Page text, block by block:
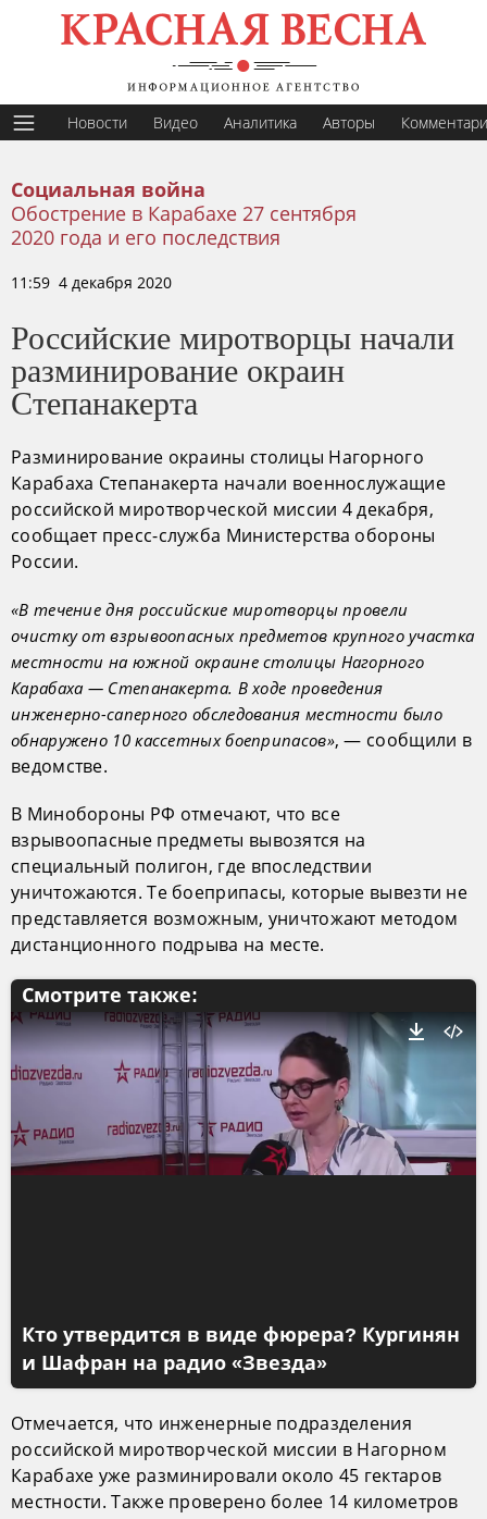
Новости Видео Аналитика Авторы
Социальная война
Обострение в Карабахе 27 сентября
2020 года и его последствия
11:59 4 декабря 2020
Российские миротворцы начали
разминирование окраин
Степанакерта
Разминирование окраины столицы Нагорного
Карабаха Степанакерта начали военнослужащие
российской миротворческой миссии 4 декабря,
сообщает пресс-служба Министерства обороны
России.
«В течение дня российские миротворцы провели
очистку от взрывоопасных предметов крупного участка
местности на южной окраине столицы Нагорного
Карабаха — Степанакерта. В ходе проведения
инженерно-саперного обследования местности было
обнаружено 10 кассетных боеприпасов», — сообщили в
ведомстве.
В Минобороны РФ отмечают, что все
взрывоопасные предметы вывозятся на
специальный полигон, где впоследствии
уничтожаются. Те боеприпасы, которые вывезти не
представляется возможным, уничтожают методом
дистанционного подрыва на месте.
Смотрите также:
Кто утвердится в виде фюрера? Кургинян
и Шафран на радио «Звезда»
Отмечается, что инженерные подразделения
российской миротворческой миссии в Нагорном
Карабахе уже разминировали около 45 гектаров
местности. Также проверено более 14 километров